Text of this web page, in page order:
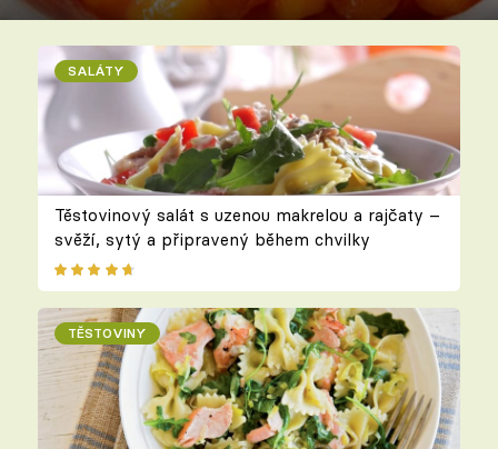
SALÁTY
Těstovinový salát s uzenou makrelou a rajčaty –
svěží, sytý a připravený během chvilky
TĚSTOVINY